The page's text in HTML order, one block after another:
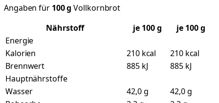
Angaben für 100g Vollkornbrot
Nährstoff
je 100g
je 100 g
Energie
Kalorien
210 kcal
210 kcal
Brennwert
885 kJ
885 kJ
Hauptnährstoffe
Wasser
42,0 g
42,0 g